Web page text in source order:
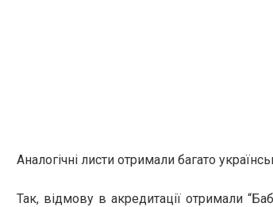
Аналогічні листи отримали багато
Так, відмову в акредитації отримали